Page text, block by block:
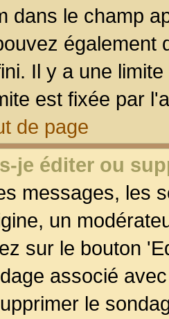
dans le champ
également
Il y a une
est fixée par
de page
je éditer ou
messages, les
un
sur le bouton
associé
le